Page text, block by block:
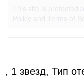
, 1 звезд, Тип